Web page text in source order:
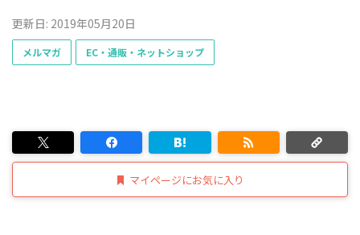
更新日: 2019年05月20日
メルマガ EC・通販・ネットショップ
マイページにお気に入り